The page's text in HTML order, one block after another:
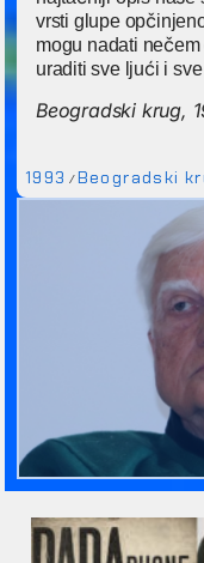
vrsti glupe
mogu nadati
uraditi sve ljući i
Beogradski krug,
1993 /Beogradski